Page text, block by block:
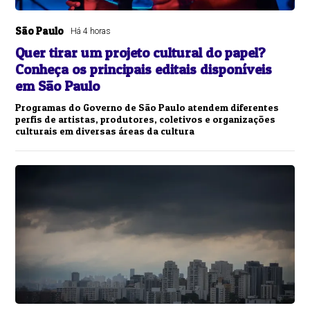
São Paulo Há 4 horas
Quer tirar um projeto cultural do papel?
Conheça os principais editais disponíveis
em São Paulo
Programas do Governo de São Paulo atendem diferentes
perfis de artistas, produtores, coletivos e organizações
culturais em diversas áreas da cultura